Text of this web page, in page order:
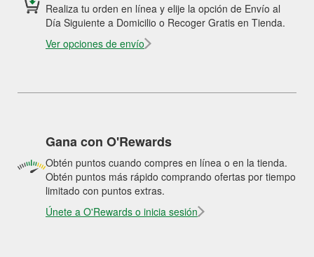
Realiza tu orden en línea y elije la opción de Envío al
Día Siguiente a Domicilio o Recoger Gratis en Tienda.
Ver opciones de envío
Gana con O'Rewards
Obtén puntos cuando compres en línea o en la tienda.
Obtén puntos más rápido comprando ofertas por tiempo
limitado con puntos extras.
Únete a O'Rewards o inicia sesión